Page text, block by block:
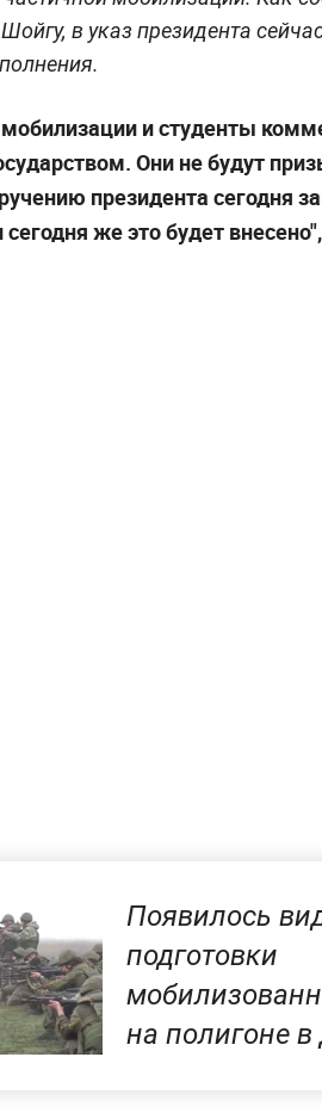
в указ президента
и студенты
Они не будут
президента сегодня
же это будет
Появилось
подготовки
на полигоне